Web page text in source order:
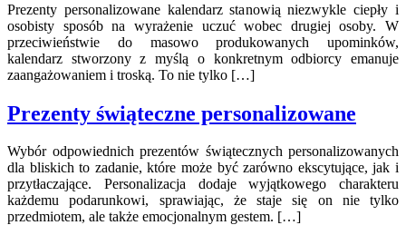
Prezenty personalizowane kalendarz stanowią niezwykle ciepły i
osobisty sposób na wyrażenie uczuć wobec drugiej osoby. W
przeciwieństwie do masowo produkowanych upominków,
kalendarz stworzony z myślą o konkretnym odbiorcy emanuje
zaangażowaniem i troską. To nie tylko […]
Prezenty świąteczne personalizowane
Wybór odpowiednich prezentów świątecznych personalizowanych
dla bliskich to zadanie, które może być zarówno ekscytujące, jak i
przytłaczające. Personalizacja dodaje wyjątkowego charakteru
każdemu podarunkowi, sprawiając, że staje się on nie tylko
przedmiotem, ale także emocjonalnym gestem. […]